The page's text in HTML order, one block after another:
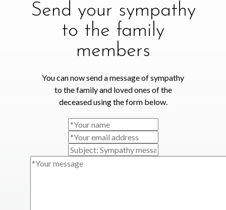
Send your sympathy
to the family
members
You can now send a message of sympathy
to the family and loved ones of the
deceased using the form below.